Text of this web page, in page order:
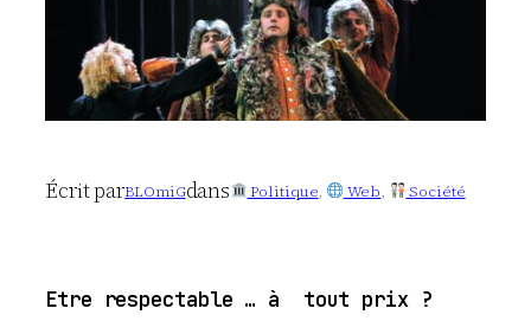
Écrit parBLOmiGdans Politique, Web, Société
Etre respectable … à tout prix ?